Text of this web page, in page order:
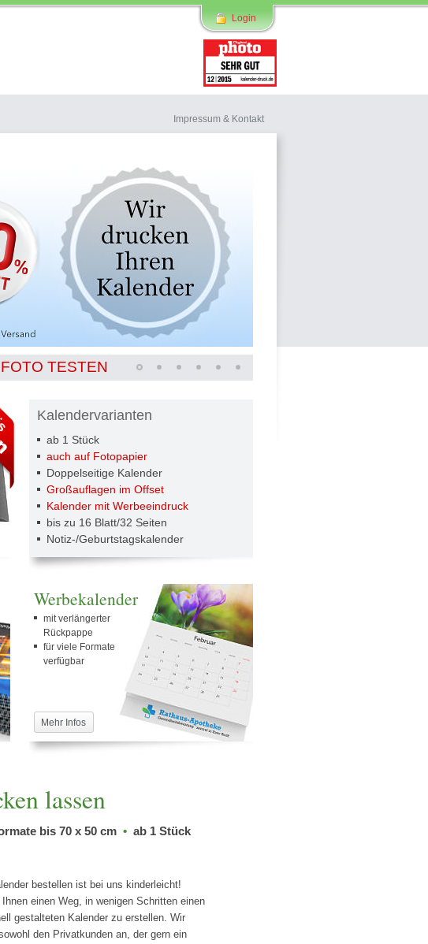
Login
Impressum & Kontakt
TESTEN
Kalendervarianten
ab 1 Stück
auch auf Fotopapier
Doppelseitige Kalender
Großauflagen im Offset
Kalender mit Werbeeindruck
bis zu 16 Blatt/32 Seiten
Notiz-/Geburtstagskalender
Werbekalender
mit verlängerter
Rückpappe
für viele Formate
verfügbar
Mehr Infos
lassen
bis 70 x 50 cm • ab 1 Stück
bestellen ist bei uns kinderleicht!
einen Weg, in wenigen Schritten einen
gestalteten Kalender zu erstellen. Wir
den Privatkunden an, der gern ein